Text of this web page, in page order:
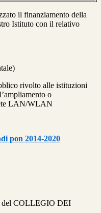
il finanziamento della
Istituto con il relativo
rivolto alle istituzioni
o
LAN/WLAN
pon 2014-2020
COLLEGIO DEI